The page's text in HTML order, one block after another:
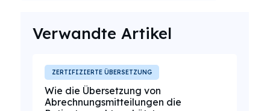
Verwandte Artikel
ZERTIFIZIERTE ÜBERSETZUNG
Wie die Übersetzung von
Abrechnungsmitteilungen die